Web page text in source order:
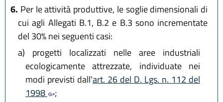
6. Per le attività produttive, le soglie dimensionali di
cui agli Allegati B.1, B.2 e B.3 sono incrementate
del 30% nei seguenti casi:
a) progetti localizzati nelle aree industriali
ecologicamente attrezzate, individuate nei
modi previsti dall'art. 26 del D. Lgs. n. 112 del
1998
;